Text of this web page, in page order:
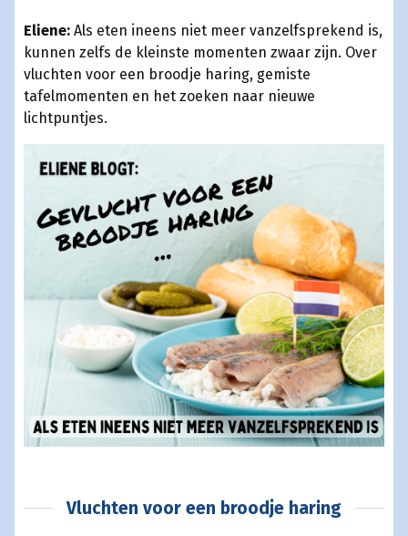
Eliene: Als eten ineens niet meer vanzelfsprekend is,
kunnen zelfs de kleinste momenten zwaar zijn. Over
vluchten voor een broodje haring, gemiste
tafelmomenten en het zoeken naar nieuwe
lichtpuntjes.
Vluchten voor een broodje haring